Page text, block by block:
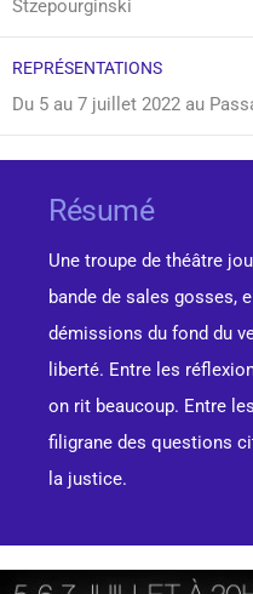
Stzepourginski
REPRÉSENTATIONS
Du 5 au 7 juillet 2022 au
Résumé
Une troupe de théâtre
bande de sales gosses,
démissions du fond du
liberté. Entre les
on rit beaucoup. Entre
filigrane des questions
la justice.